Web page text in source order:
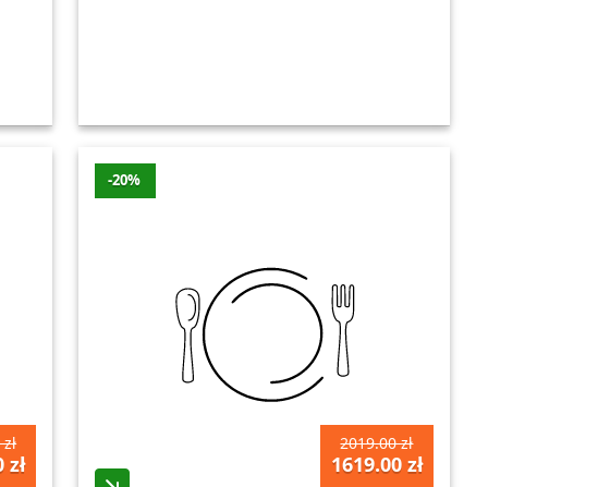
zł
-20%
2019.00 zł
1619.00 zł